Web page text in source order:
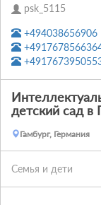
psk_5115
+494038656906
детский сад в
Гамбург, Германия
Семья и дети